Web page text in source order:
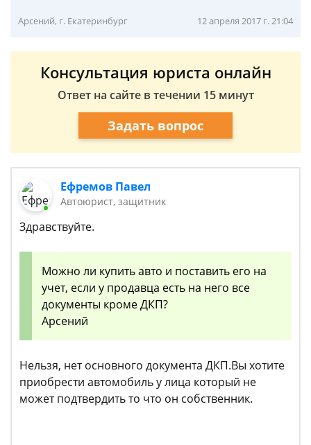
Арсений, г. Екатеринбург 12 апреля 2017 г. 21:04
Консультация юриста онлайн
Ответ на сайте в течении 15 минут
Задать вопрос
Ефремов Павел
Автоюрист, защитник
Здравствуйте.
Можно ли купить авто и поставить его на
учет, если у продавца есть на него все
документы кроме ДКП?
Арсений
Нельзя, нет основного документа ДКП.Вы хотите
приобрести автомобиль у лица который не
может подтвердить то что он собственник.